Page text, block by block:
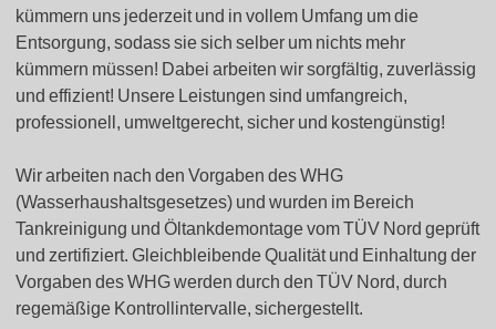
kümmern uns jederzeit und in vollem Umfang um die
Entsorgung, sodass sie sich selber um nichts mehr
kümmern müssen! Dabei arbeiten wir sorgfältig, zuverlässig
und effizient! Unsere Leistungen sind umfangreich,
professionell, umweltgerecht, sicher und kostengünstig!
Wir arbeiten nach den Vorgaben des WHG
(Wasserhaushaltsgesetzes) und wurden im Bereich
Tankreinigung und Öltankdemontage vom TÜV Nord geprüft
und zertifiziert. Gleichbleibende Qualität und Einhaltung der
Vorgaben des WHG werden durch den TÜV Nord, durch
regemäßige Kontrollintervalle, sichergestellt.